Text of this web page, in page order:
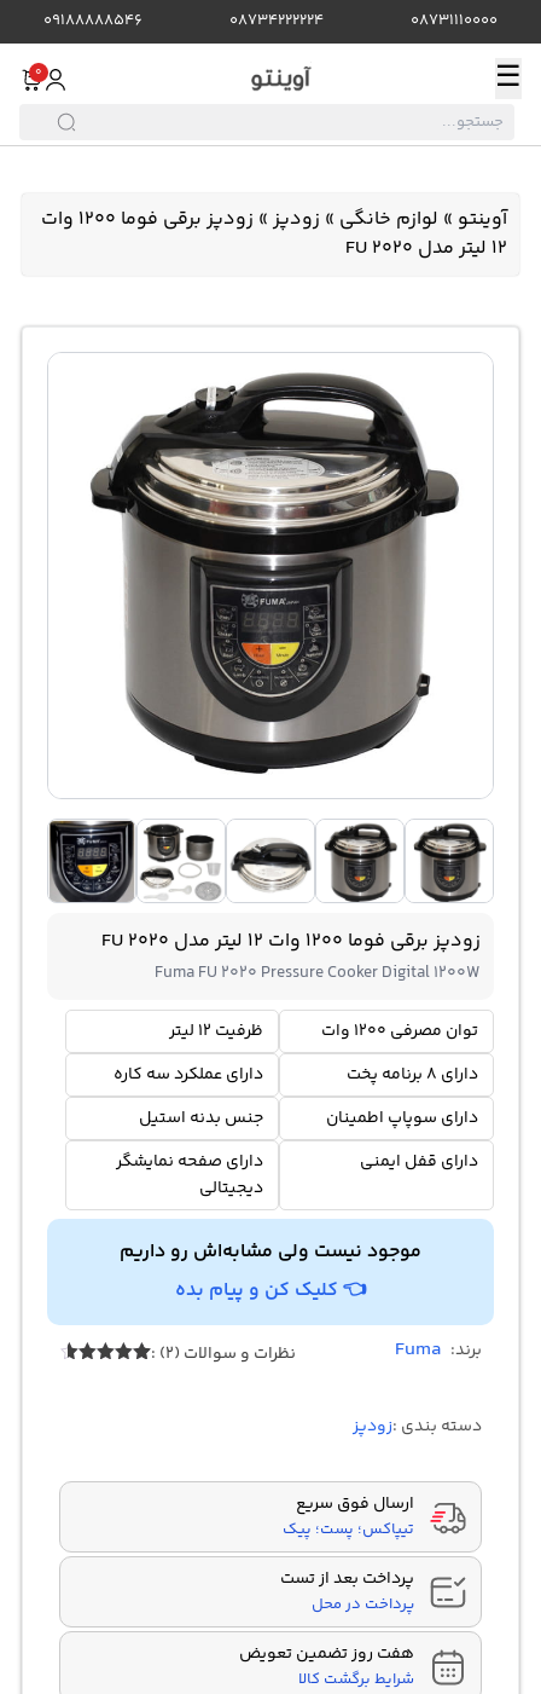
08731110000
08734222224
09188888546
☰
0
آوینتو » لوازم خانگی » زودپز»
زودپز برقی فوما 1200 وات
12 لیتر مدل FU 2020
زودپز برقی فوما 1200 وات 12 لیتر مدل FU 2020
Fuma FU 2020 Pressure Cooker Digital 1200W
توان مصرفی 1200 وات
ظرفیت 12 لیتر
دارای 8 برنامه پخت
دارای عملکرد سه کاره
دارای سوپاپ اطمینان
جنس بدنه استیل
دارای قفل ایمنی
دارای صفحه نمایشگر
دیجیتالی
موجود نیست ولی مشابه‌اش رو داریم
👈 کلیک کن و پیام بده
برند: Fuma نظرات و سوالات (2) :
دسته بندی :زودپز
ارسال فوق سریع
تیپاکس؛ پست؛ پیک
پرداخت بعد از تست
پرداخت در محل
هفت روز تضمین تعویض
شرایط برگشت کالا